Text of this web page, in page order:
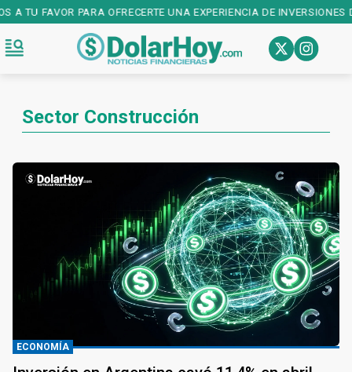
FAVOR PARA OFRECERTE UNA EXPERIENCIA DE INVERSIONES
Sector Construcción
ECONOMÍA